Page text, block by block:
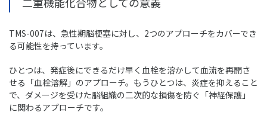
TMS-007は、急性期脳梗塞に対し、2つのアプローチをカバーでき
る可能性を持っています。
ひとつは、発症後にできるだけ早く血栓を溶かして血流を再開さ
せる「血栓溶解」のアプローチ。もうひとつは、炎症を抑えること
で、ダメージを受けた脳組織の二次的な損傷を防ぐ「神経保護」
に関わるアプローチです。